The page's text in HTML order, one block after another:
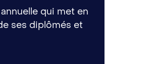
qui met en
ses diplômés et